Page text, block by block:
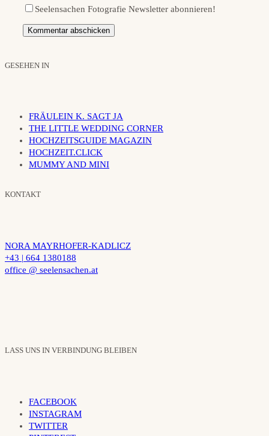
Seelensachen Fotografie Newsletter abonnieren!
GESEHEN IN
FRÄULEIN K. SAGT JA
THE LITTLE WEDDING CORNER
HOCHZEITSGUIDE MAGAZIN
HOCHZEIT.CLICK
MUMMY AND MINI
KONTAKT
NORA MAYRHOFER-KADLICZ
+43 | 664 1380188
office @ seelensachen.at
LASS UNS IN VERBINDUNG BLEIBEN
FACEBOOK
INSTAGRAM
TWITTER